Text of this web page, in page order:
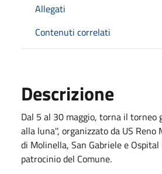
Allegati
Contenuti correlati
Descrizione
Dal 5 al 30 maggio, torna il torneo
alla luna'', organizzato da US Reno
di Molinella, San Gabriele e
patrocinio del Comune.